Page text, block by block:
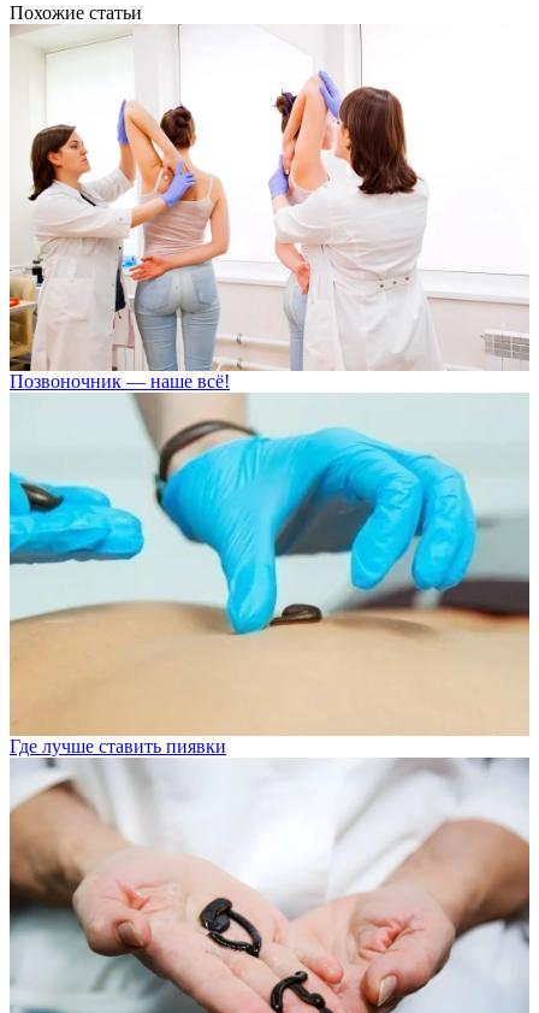
Похожие статьи
Позвоночник — наше всё!
Где лучше ставить пиявки